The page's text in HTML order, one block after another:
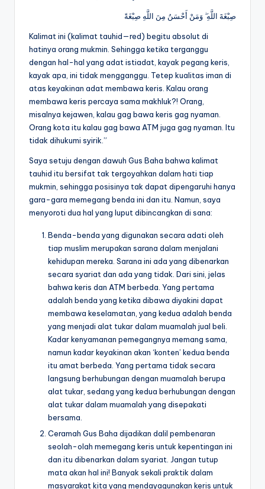
صِبْغَةَ اللَّهِ ۖ وَمَنْ أَحْسَنُ مِنَ اللَّهِ صِبْغَةً
Kalimat ini (kalimat tauhid—red) begitu absolut di
hatinya orang mukmin. Sehingga ketika terganggu
dengan hal-hal yang adat istiadat, kayak pegang keris,
kayak apa, ini tidak mengganggu. Tetep kualitas iman di
atas keyakinan adat membawa keris. Kalau orang
membawa keris percaya sama makhluk?! Orang,
misalnya kejawen, kalau gag bawa keris gag nyaman.
Orang kota itu kalau gag bawa ATM juga gag nyaman. Itu
tidak dihukumi syirik.”
Saya setuju dengan dawuh Gus Baha bahwa kalimat
tauhid itu bersifat tak tergoyahkan dalam hati tiap
mukmin, sehingga posisinya tak dapat dipengaruhi hanya
gara-gara memegang benda ini dan itu. Namun, saya
menyoroti dua hal yang luput dibincangkan di sana:
Benda-benda yang digunakan secara adati oleh
tiap muslim merupakan sarana dalam menjalani
kehidupan mereka. Sarana ini ada yang dibenarkan
secara syariat dan ada yang tidak. Dari sini, jelas
bahwa keris dan ATM berbeda. Yang pertama
adalah benda yang ketika dibawa diyakini dapat
membawa keselamatan, yang kedua adalah benda
yang menjadi alat tukar dalam muamalah jual beli.
Kadar kenyamanan pemegangnya memang sama,
namun kadar keyakinan akan ‘konten’ kedua benda
itu amat berbeda. Yang pertama tidak secara
langsung berhubungan dengan muamalah berupa
alat tukar, sedang yang kedua berhubungan dengan
alat tukar dalam muamalah yang disepakati
bersama.
Ceramah Gus Baha dijadikan dalil pembenaran
seolah-olah memegang keris untuk kepentingan ini
dan itu dibenarkan dalam syariat. Jangan tutup
mata akan hal ini! Banyak sekali praktik dalam
masyarakat kita yang mendayagunakan keris untuk